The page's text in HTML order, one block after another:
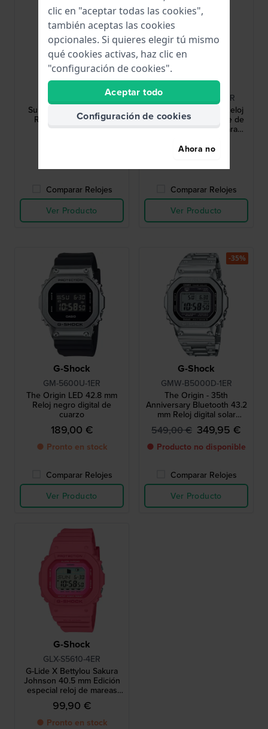
G-Shock
DW-5600WW-7ER
Summer Vibes 42.8 mm
Reloj G-Shock digital
cuadrado blanco
Comparar Relojes
Ver Producto
G-Shock
GMW-B5000D-1CER
The Origin 43.2 mm Reloj
digital solar totalmente de
acero con enlace para
549,00 €
Comparar Relojes
Ver Producto
G-Shock
GM-5600U-1ER
The Origin LED 42.8 mm
Reloj negro digital de
cuarzo
189,00 €
● Pronto en stock
Comparar Relojes
Ver Producto
G-Shock
GMW-B5000D-1ER
The Origin - 35th
Anniversary Bluetooth 43.2
mm Reloj digital solar
totalmente de acero con
enlace para smartphone
549,00 € 349,95 €
● Producto no disponible
Comparar Relojes
Ver Producto
-35%
G-Shock
GLX-S5610-4ER
G-Lide X Bettylou Sakura
Johnson 40.5 mm Edición
especial reloj de mareas
digital en resina de origen
biológico
99,90 €
● Pronto en stock
clic en "aceptar todas las cookies",
también aceptas las cookies
opcionales. Si quieres elegir tú mismo
qué cookies activas, haz clic en
"configuración de cookies".
Aceptar todo
Configuración de cookies
Ahora no